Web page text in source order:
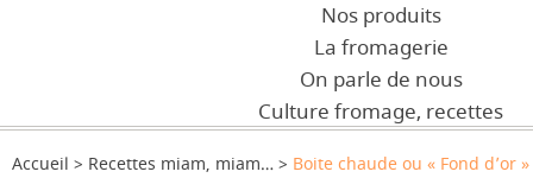
Nos produits
La fromagerie
On parle de nous
Culture fromage, recettes
Accueil Recettes miam, miam… Boite chaude ou « Fond d’or »